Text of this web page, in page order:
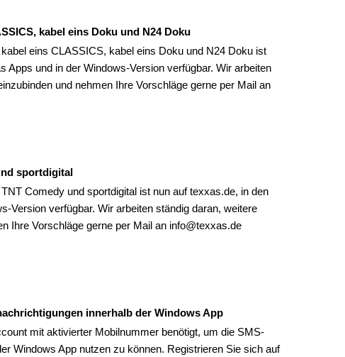
kabel eins Doku und N24 Doku
eins CLASSICS, kabel eins Doku und N24 Doku ist
Apps und in der Windows-Version verfügbar. Wir arbeiten
und nehmen Ihre Vorschläge gerne per Mail an
sportdigital
Comedy und sportdigital ist nun auf texxas.de, in den
Version verfügbar. Wir arbeiten ständig daran, weitere
Ihre Vorschläge gerne per Mail an info@texxas.de
innerhalb der Windows App
mit aktivierter Mobilnummer benötigt, um die SMS-
Windows App nutzen zu können. Registrieren Sie sich auf